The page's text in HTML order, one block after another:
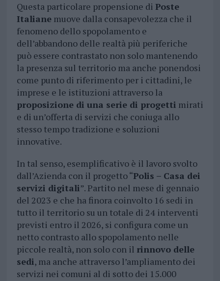
Questa particolare propensione di Poste
Italianemuove dalla consapevolezza che il
fenomeno dello spopolamento e
dell’abbandono delle realtà più periferiche
può essere contrastato non solo mantenendo
la presenza sul territorio ma anche ponendosi
come punto di riferimento per i cittadini, le
imprese e le istituzioni attraverso la
proposizione di una serie di progetti mirati
e di un’offerta di servizi che coniuga allo
stesso tempo tradizione e soluzioni
innovative.
In tal senso, esemplificativo è il lavoro svolto
dall’Azienda con il progetto “Polis – Casa dei
servizi digitali”. Partito nel mese di gennaio
del 2023 e che ha finora coinvolto 16 sedi in
tutto il territorio su un totale di 24 interventi
previsti entro il 2026, si configura come un
netto contrasto allo spopolamento nelle
piccole realtà, non solo con il rinnovo delle
sedi, ma anche attraverso l’ampliamento dei
servizi nei comuni al di sotto dei 15.000